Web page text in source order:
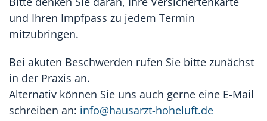
und Ihren Impfpass zu jedem Termin
mitzubringen.
Bei akuten Beschwerden rufen Sie bitte zunächst
in der Praxis an.
Alternativ können Sie uns auch gerne eine E-Mail
schreiben an: info@hausarzt-hoheluft.de